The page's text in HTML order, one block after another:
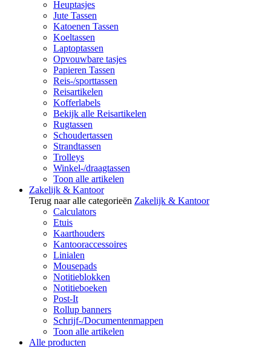
Heuptasjes
Jute Tassen
Katoenen Tassen
Koeltassen
Laptoptassen
Opvouwbare tasjes
Papieren Tassen
Reis-/sporttassen
Reisartikelen
Kofferlabels
Bekijk alle Reisartikelen
Rugtassen
Schoudertassen
Strandtassen
Trolleys
Winkel-/draagtassen
Toon alle artikelen
Zakelijk & Kantoor
Terug naar alle categorieën Zakelijk & Kantoor
Calculators
Etuis
Kaarthouders
Kantooraccessoires
Linialen
Mousepads
Notitieblokken
Notitieboeken
Post-It
Rollup banners
Schrijf-/Documentenmappen
Toon alle artikelen
Alle producten